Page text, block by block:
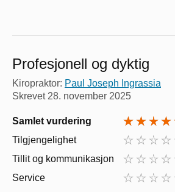
Profesjonell og dyktig
Kiropraktor: Paul Joseph Ingrassia
Skrevet 28. november 2025
Samlet vurdering
Tilgjengelighet
Tillit og kommunikasjon
Service